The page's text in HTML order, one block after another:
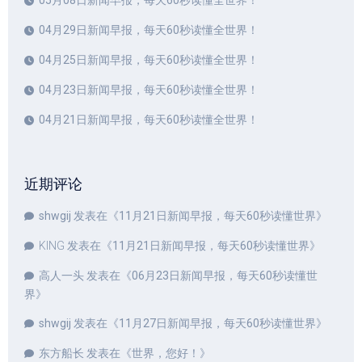
04月29日新闻早报，每天60秒读懂全世界！
04月25日新闻早报，每天60秒读懂全世界！
04月23日新闻早报，每天60秒读懂全世界！
04月21日新闻早报，每天60秒读懂全世界！
近期评论
shwgij 发表在《11月21日新闻早报，每天60秒读懂世界》
KING 发表在《11月21日新闻早报，每天60秒读懂世界》
高人一头发表在《06月23日新闻早报，每天60秒读懂世
界》
shwgij 发表在《11月27日新闻早报，每天60秒读懂世界》
东方船长 发表在《世界，您好！ 》